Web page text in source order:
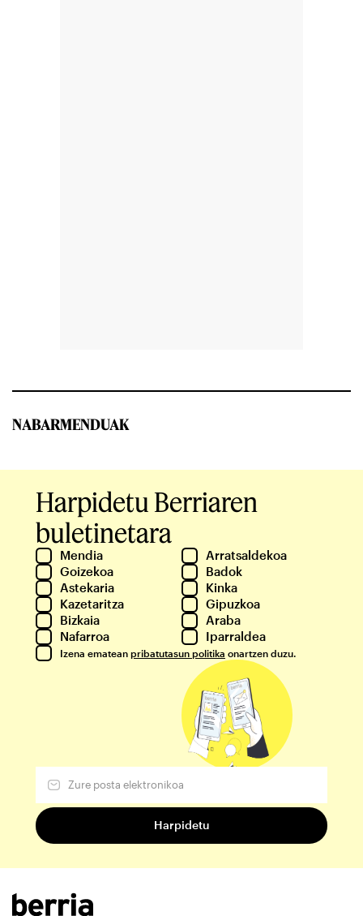
NABARMENDUAK
Harpidetu Berriaren
buletinetara
Mendia
Arratsaldekoa
Goizekoa
Badok
Astekaria
Kinka
Kazetaritza
Gipuzkoa
Bizkaia
Araba
Nafarroa
Iparraldea
Izena ematean pribatutasun politika onartzen duzu.